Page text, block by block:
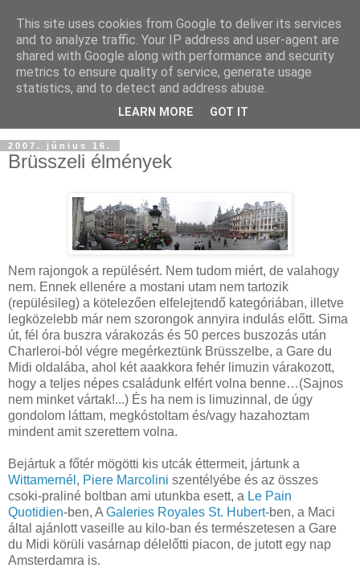
2007. június 16.
Brüsszeli élmények
Nem rajongok a repülésért. Nem tudom miért, de valahogy
nem. Ennek ellenére a mostani utam nem tartozik
(repülésileg) a kötelezően elfelejtendő kategóriában, illetve
legközelebb már nem szorongok annyira indulás előtt. Sima
út, fél óra buszra várakozás és 50 perces buszozás után
Charleroi-ból végre megérkeztünk Brüsszelbe, a Gare du
Midi oldalába, ahol két aaakkora fehér limuzin várakozott,
hogy a teljes népes családunk elfért volna benne…(Sajnos
nem minket vártak!...) És ha nem is limuzinnal, de úgy
gondolom láttam, megkóstoltam és/vagy hazahoztam
mindent amit szerettem volna.
Bejártuk a főtér mögötti kis utcák éttermeit, jártunk a
Wittamernél , Piere Marcolini szentélyébe és az összes
csoki-praliné boltban ami utunkba esett, a Le Pain
Quotidien-ben, A Galeries Royales St. Hubert-ben, a Maci
által ajánlott vaseille au kilo-ban és természetesen a Gare
du Midi körüli vasárnap délelőtti piacon, de jutott egy nap
Amsterdamra is.
This site uses cookies from Google to deliver its services
and to analyze traffic. Your IP address and user-agent are
shared with Google along with performance and security
metrics to ensure quality of service, generate usage
statistics, and to detect and address abuse.
LEARN MORE GOT IT